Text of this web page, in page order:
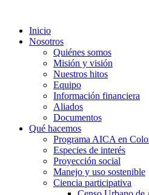
Inicio
Nosotros
Quiénes somos
Misión y visión
Nuestros hitos
Equipo
Información financiera
Aliados
Documentos
Qué hacemos
Programa AICA en
Especies de interés
Proyección social
Manejo y uso sostenible
Ciencia participativa